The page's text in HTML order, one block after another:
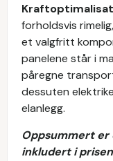
forholdsvis
et valgfritt
panelene står i
påregne
dessuten
elanlegg.
Oppsummert
inkludert i